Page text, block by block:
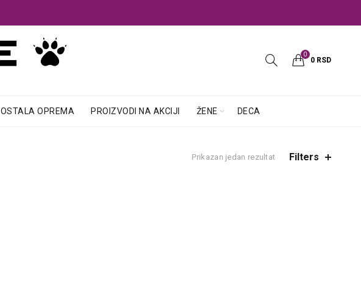
0
0 RSD
OSTALA OPREMA PROIZVODI NA AKCIJI ŽENE DECA
Prikazan jedan rezultat Filters